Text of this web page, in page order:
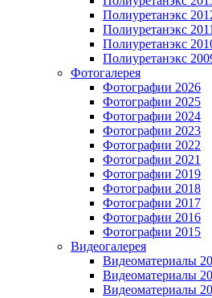
Полиуретанэкс
Полиуретанэкс
Полиуретанэкс
Полиуретанэкс
Фотогалерея
Фотографии 2026
Фотографии 2025
Фотографии 2024
Фотографии 2023
Фотографии 2022
Фотографии 2021
Фотографии 2019
Фотографии 2018
Фотографии 2017
Фотографии 2016
Фотографии 2015
Видеогалерея
Видеоматериалы
Видеоматериалы
Видеоматериалы